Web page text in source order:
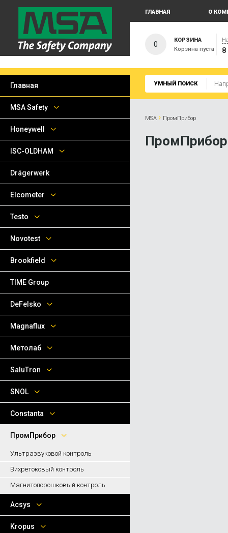
ГЛАВНАЯ О
0
КОРЗИНА
Корзина пуста
УМНЫЙ ПОИСК
MSA › ПромПрибор
ПромПрибор
Главная
MSA Safety
Honeywell
ISC-OLDHAM
Drägerwerk
Elcometer
Testo
Novotest
Brookfield
TIME Group
DeFelsko
Magnaflux
Метолаб
SaluTron
SNOL
Сonstanta
ПромПрибор
Ультразвуковой контроль
Вихретоковый контроль
Магнитопорошковый контроль
Acsys
Kropus